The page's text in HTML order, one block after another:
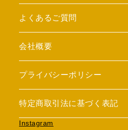
よくあるご質問
会社概要
プライバシーポリシー
特定商取引法に基づく表記
Instagram